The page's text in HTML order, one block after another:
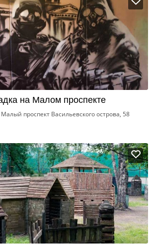
на Малом проспекте
Малый проспект Васильевского острова, 58